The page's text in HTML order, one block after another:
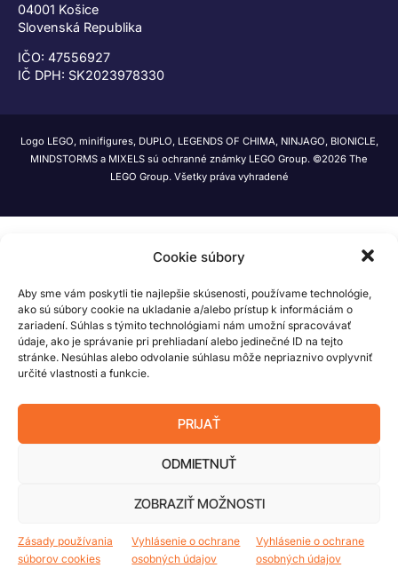
Cookie súbory
Aby sme vám poskytli tie najlepšie skúsenosti, používame technológie,
ako sú súbory cookie na ukladanie a/alebo prístup k informáciám o
zariadení. Súhlas s týmito technológiami nám umožní spracovávať
údaje, ako je správanie pri prehliadaní alebo jedinečné ID na tejto
stránke. Nesúhlas alebo odvolanie súhlasu môže nepriaznivo ovplyvniť
určité vlastnosti a funkcie.
PRIJAŤ
ODMIETNUŤ
ZOBRAZIŤ MOŽNOSTI
Zásady používania
súborov cookies
Vyhlásenie o ochrane
osobných údajov
Vyhlásenie o ochrane
osobných údajov
04001 Košice
Slovenská Republika
IČO: 47556927
IČ DPH: SK2023978330
Logo LEGO, minifigures, DUPLO, LEGENDS OF CHIMA, NINJAGO, BIONICLE,
MINDSTORMS a MIXELS sú ochranné známky LEGO Group. ©2026 The
LEGO Group. Všetky práva vyhradené